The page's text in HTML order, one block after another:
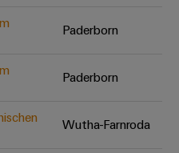
Unsere Neuheiten
im BereichPaderborn
Paderborn
Wutha-Farnroda